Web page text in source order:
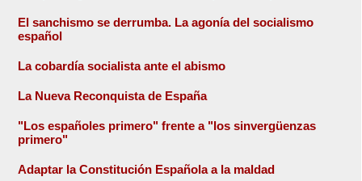
El sanchismo se derrumba. La agonía del socialismo
español
La cobardía socialista ante el abismo
La Nueva Reconquista de España
"Los españoles primero" frente a "los sinvergüenzas
primero"
Adaptar la Constitución Española a la maldad